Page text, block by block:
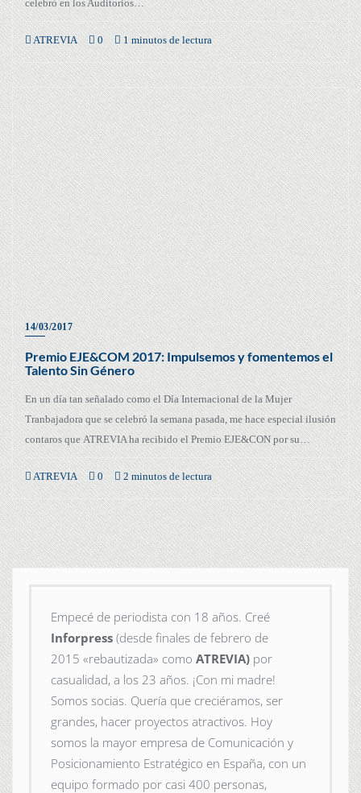
celebró en los Auditorios…
ATREVIA 0 1 minutos de lectura
14/03/2017
Premio EJE&COM 2017: Impulsemos y fomentemos el
Talento Sin Género
En un día tan señalado como el Día Internacional de la Mujer
Tranbajadora que se celebró la semana pasada, me hace especial ilusión
contaros que ATREVIA ha recibido el Premio EJE&CON por su…
ATREVIA 0 2 minutos de lectura
Empecé de periodista con 18 años. Creé
Inforpress (desde finales de febrero de
2015 «rebautizada» como ATREVIA) por
casualidad, a los 23 años. ¡Con mi madre!
Somos socias. Quería que creciéramos, ser
grandes, hacer proyectos atractivos. Hoy
somos la mayor empresa de Comunicación y
Posicionamiento Estratégico en España, con un
equipo formado por casi 400 personas,